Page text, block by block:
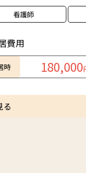
看護師
費用
時 180,000
る